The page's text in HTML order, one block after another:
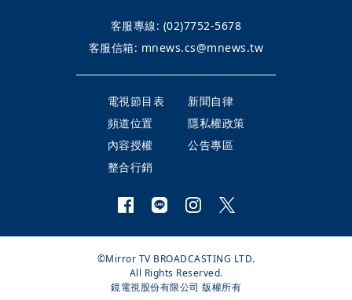
客服專線: (02)7752-5678
客服信箱: mnews.cs@mnews.tw
電視節目表
新聞自律
頻道位置
隱私權政策
內容授權
公告專區
整合行銷
©Mirror TV BROADCASTING LTD.
All Rights Reserved.
鏡電視股份有限公司 版權所有